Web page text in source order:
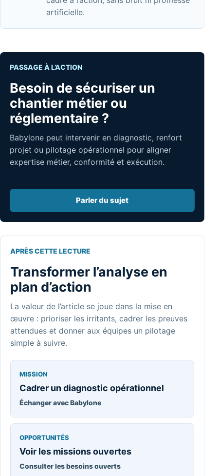
artificielle.
PASSAGE À L’ACTION
Besoin de sécuriser un
chantier métier ou
réglementaire ?
Babylone peut intervenir en diagnostic, renfort
projet ou pilotage opérationnel pour aligner
expertise métier, conformité et exécution.
Parler du sujet
APRÈS CETTE LECTURE
Transformer l’analyse en
plan d’action
La valeur de l’article se joue dans la mise en
œuvre : prioriser les irritants, cadrer les preuves
attendues et donner aux équipes un pilotage
simple à suivre.
MISSION
Cadrer un diagnostic opérationnel
Échanger avec Babylone
OPPORTUNITÉS
Voir les missions ouvertes
Consulter les besoins ouverts